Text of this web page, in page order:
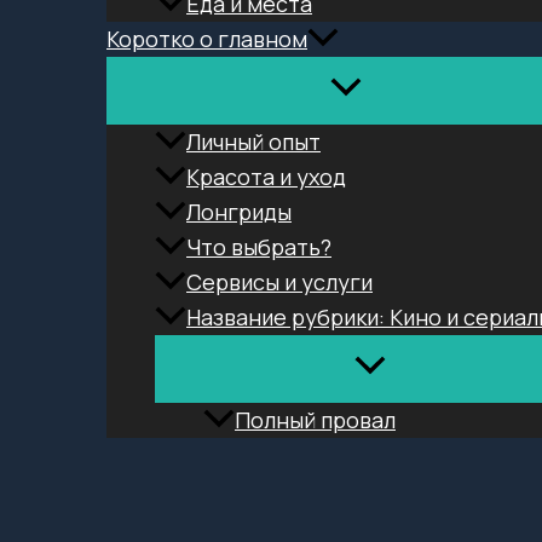
Коротко о главном
Личный опыт
Красота и уход
Лонгриды
Что выбрать?
Сервисы и услуги
Название рубрики: Кино и
Полный провал